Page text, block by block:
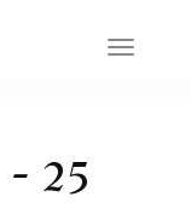
Toggle
- 25